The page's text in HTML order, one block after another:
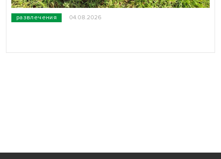
развлечения 04.08.2026